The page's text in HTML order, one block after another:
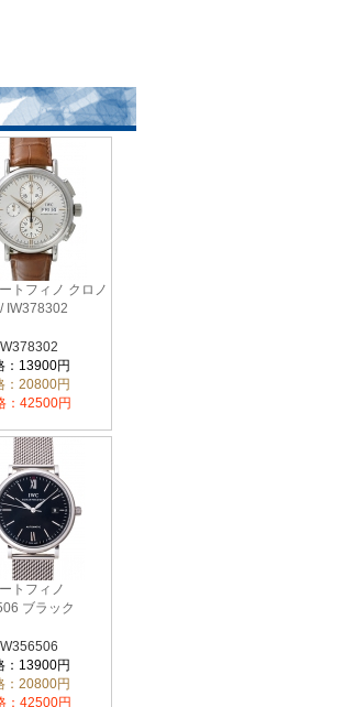
トフィノ クロノ
IW378302
：13900円
：20800円
：42500円
トフィノ
ブラック
：13900円
：20800円
：42500円